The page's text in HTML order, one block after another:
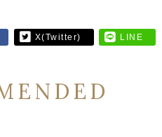
X(Twitter) LINE